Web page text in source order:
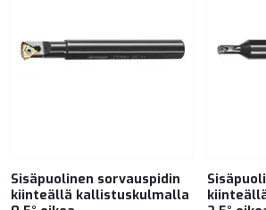
Sisäpuolinen sorvauspidin
kiinteällä kallistuskulmalla